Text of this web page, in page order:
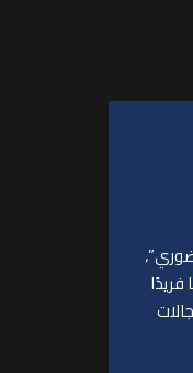
فريدًا